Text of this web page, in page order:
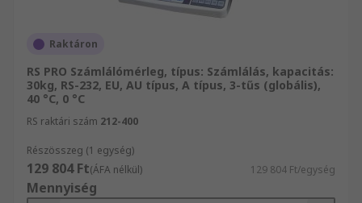
Raktáron
RS PRO Számlálómérleg, típus: Számlálás, kapacitás:
30kg, RS-232, EU, AU típus, A típus, 3-tűs (globális),
40 °C, 0 °C
RS raktári szám 212-400
Részösszeg (1 egység)
129 804 Ft(ÁFA nélkül) 129 804 Ft/egység
Mennyiség